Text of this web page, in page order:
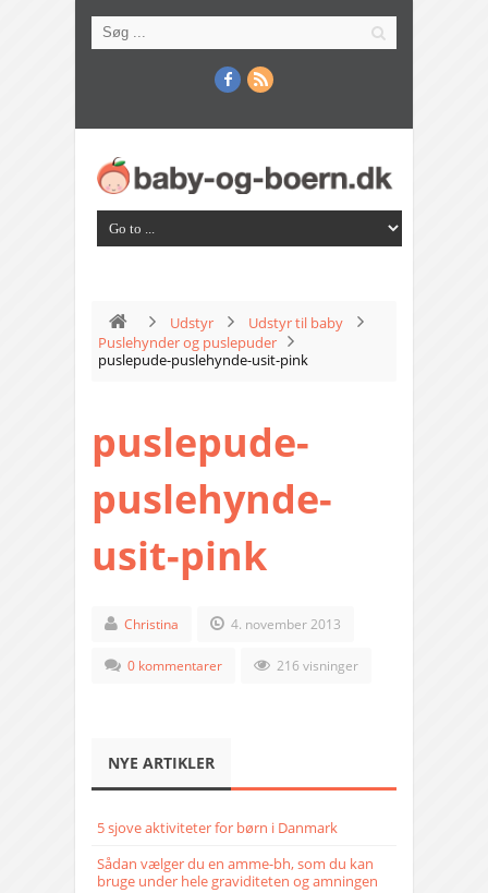
Udstyr
Udstyr til baby
Puslehynder og puslepuder
puslepude-puslehynde-usit-pink
puslepude-
puslehynde-
usit-pink
Christina 4. november 2013
0 kommentarer 216 visninger
NYE ARTIKLER
5 sjove aktiviteter for børn i Danmark
Sådan vælger du en amme-bh, som du kan
bruge under hele graviditeten og amningen